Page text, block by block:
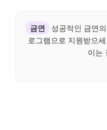
금연
성공적인 금연
로그램으로 지원받으
이는